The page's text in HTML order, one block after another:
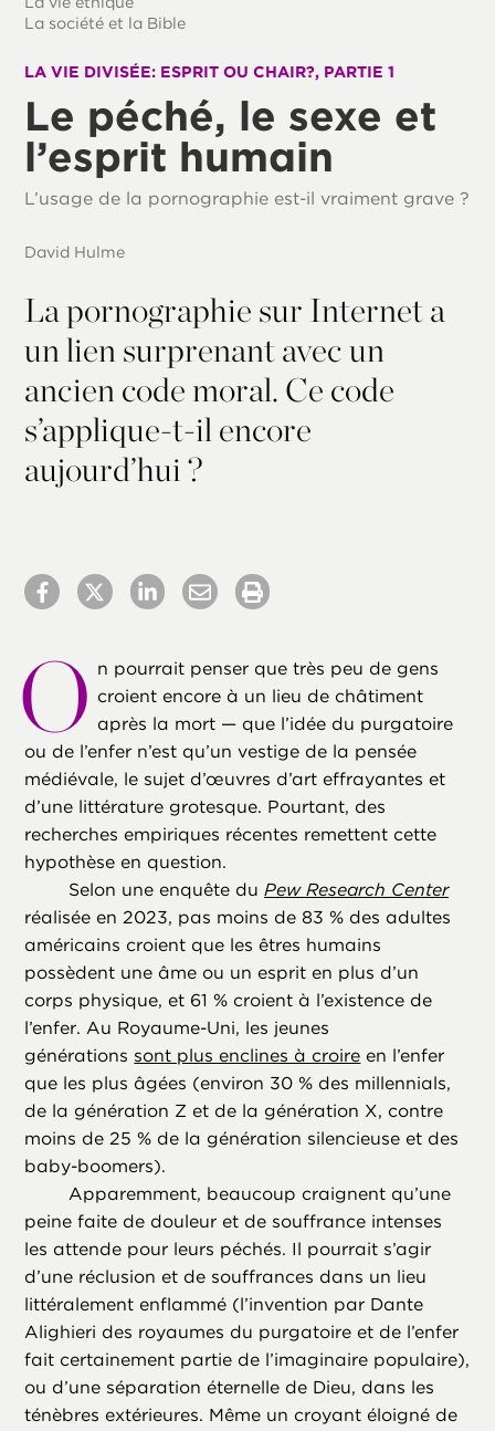
La société et la Bible
LA VIE DIVISÉE: ESPRIT OU CHAIR?, PARTIE 1
Le péché, le sexe et
l’esprit humain
L’usage de la pornographie est-il vraiment grave ?
David Hulme
La pornographie sur Internet a
un lien surprenant avec un
ancien code moral. Ce code
s’applique-t-il encore
aujourd’hui ?
O n pourrait penser que très peu de gens
croient encore à un lieu de châtiment
après la mort — que l’idée du purgatoire
ou de l’enfer n’est qu’un vestige de la pensée
médiévale, le sujet d’œuvres d’art effrayantes et
d’une littérature grotesque. Pourtant, des
recherches empiriques récentes remettent cette
hypothèse en question.
Selon une enquête duPew Research Center
réalisée en 2023, pas moins de 83 % des adultes
américains croient que les êtres humains
possèdent une âme ou un esprit en plus d’un
corps physique, et 61 % croient à l’existence de
l’enfer. Au Royaume-Uni, les jeunes
générations sont plus enclines à croire en l’enfer
que les plus âgées (environ 30 % des millennials,
de la génération Z et de la génération X, contre
moins de 25 % de la génération silencieuse et des
baby-boomers).
Apparemment, beaucoup craignent qu’une
peine faite de douleur et de souffrance intenses
les attende pour leurs péchés. Il pourrait s’agir
d’une réclusion et de souffrances dans un lieu
littéralement enflammé (l’invention par Dante
Alighieri des royaumes du purgatoire et de l’enfer
fait certainement partie de l’imaginaire populaire),
ou d’une séparation éternelle de Dieu, dans les
ténèbres extérieures. Même un croyant éloigné de